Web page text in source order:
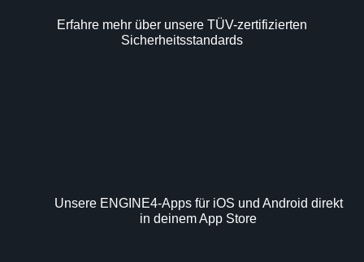
Erfahre mehr über unsere TÜV-zertifizierten
Sicherheitsstandards
Unsere ENGINE4-Apps für iOS und Android direkt
in deinem App Store